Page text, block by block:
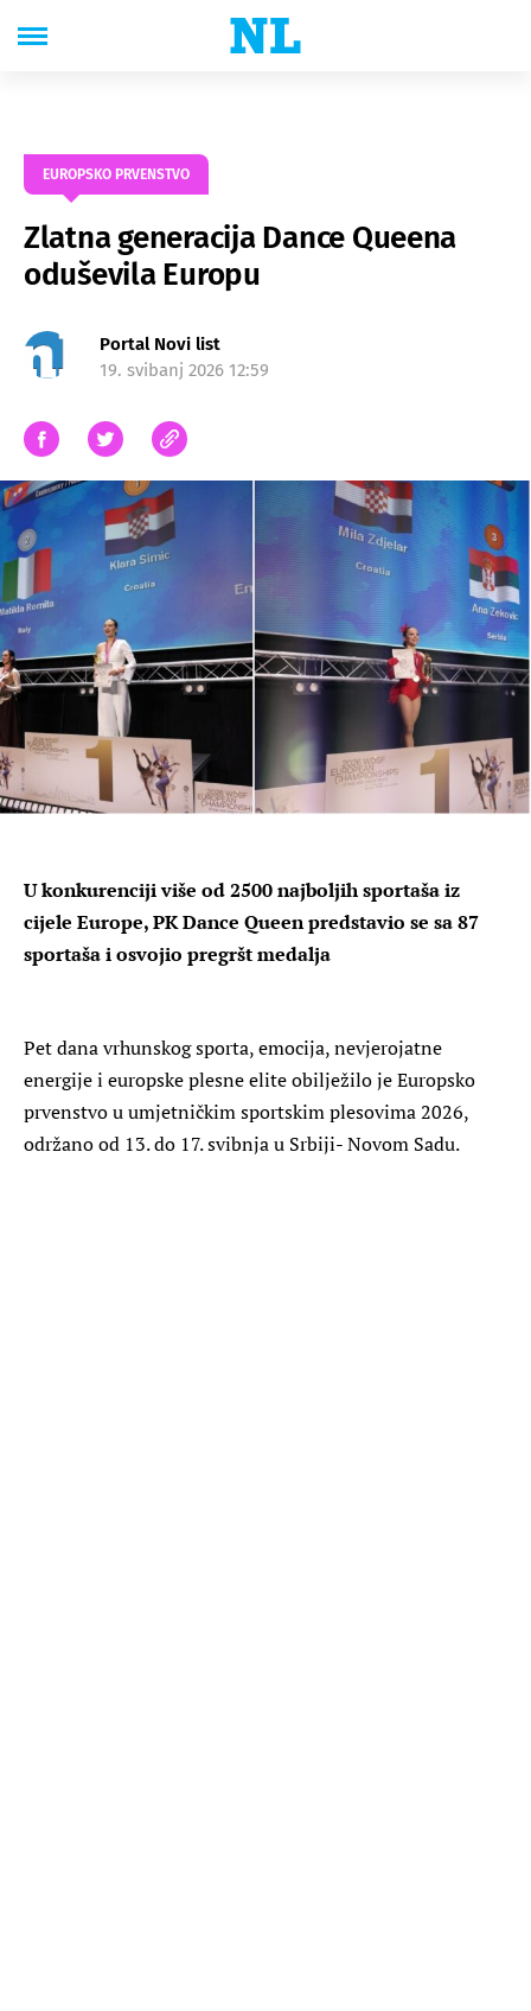
EUROPSKO PRVENSTVO
Zlatna generacija Dance Queena
oduševila Europu
Portal Novi list
19. svibanj 2026 12:59
U konkurenciji više od 2500 najboljih sportaša iz
cijele Europe, PK Dance Queen predstavio se sa 87
sportaša i osvojio pregršt medalja
Pet dana vrhunskog sporta, emocija, nevjerojatne
energije i europske plesne elite obilježilo je Europsko
prvenstvo u umjetničkim sportskim plesovima 2026,
održano od 13. do 17. svibnja u Srbiji- Novom Sadu.